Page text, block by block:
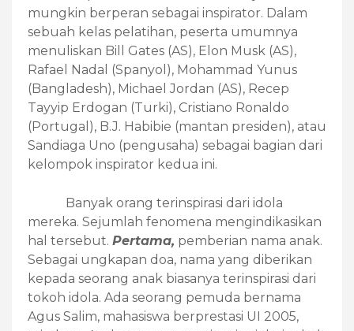
mungkin berperan sebagai inspirator. Dalam
sebuah kelas pelatihan, peserta umumnya
menuliskan Bill Gates (AS), Elon Musk (AS),
Rafael Nadal (Spanyol), Mohammad Yunus
(Bangladesh), Michael Jordan (AS), Recep
Tayyip Erdogan (Turki), Cristiano Ronaldo
(Portugal), B.J. Habibie (mantan presiden), atau
Sandiaga Uno (pengusaha) sebagai bagian dari
kelompok inspirator kedua ini.
Banyak orang terinspirasi dari idola
mereka. Sejumlah fenomena mengindikasikan
hal tersebut. Pertama, pemberian nama anak.
Sebagai ungkapan doa, nama yang diberikan
kepada seorang anak biasanya terinspirasi dari
tokoh idola. Ada seorang pemuda bernama
Agus Salim, mahasiswa berprestasi UI 2005,